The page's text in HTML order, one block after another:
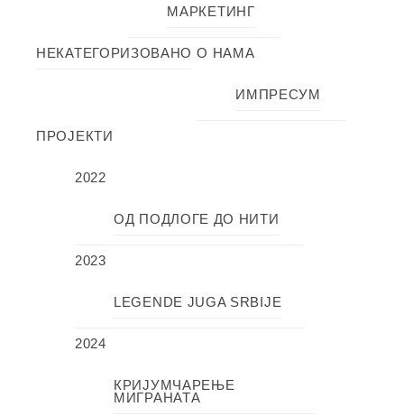
МАРКЕТИНГ
НЕКАТЕГОРИЗОВАНО О НАМА
ИМПРЕСУМ
ПРОЈЕКТИ
2022
ОД ПОДЛОГЕ ДО НИТИ
2023
LEGENDE JUGA SRBIJE
2024
КРИЈУМЧАРЕЊЕ
МИГРАНАТА